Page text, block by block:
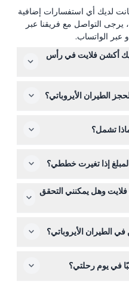
لديك أي استفسارات إضافية
التواصل مع فريقنا عبر
عبر الواتساب.
أكشن فلايت في رأس
الكندورة، الدشداشة،
الطيران الأيروباتي؟
حديثة. يجب أن تكون قادرًا
تشمل؟
حسب مستوى راحتك.
دخول المطار.
إذا تغيرت خططي؟
إلغاؤها لأي سبب. ومع ذلك،
مشكلات تشغيلية، يمكنك
المبلغ.
وهل يمكنني التحقق
ستتمكن أيضًا من التحقق من
الطيران الأيروباتي؟
في يوم رحلتي؟